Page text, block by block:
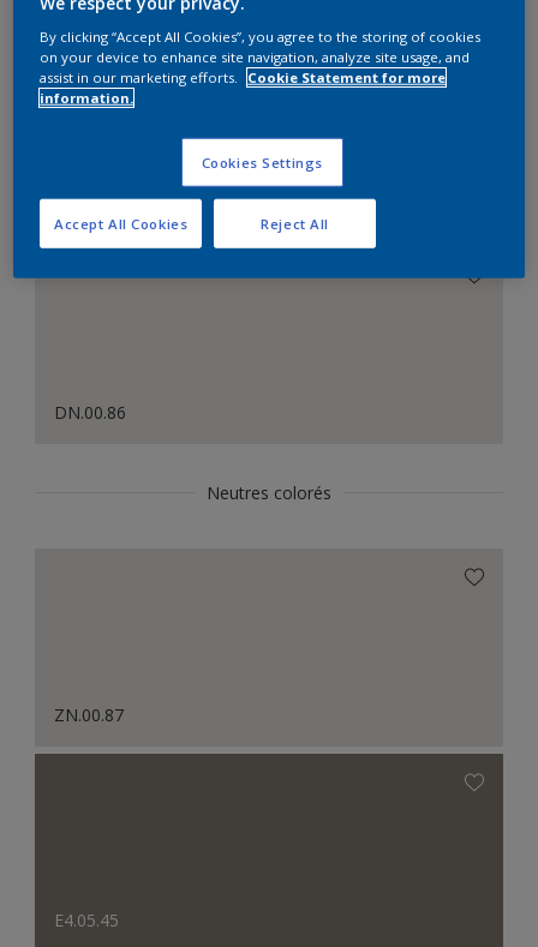
SUGGESTIONS
D'HARMONIES
Le Blanc Parfait
DN.00.86
Neutres colorés
ZN.00.87
E4.05.45
By clicking “Accept All Cookies”, you agree to the storing of cookies
on your device to enhance site navigation, analyze site usage, and
assist in our marketing efforts.
Cookie Statement for more
information.
Cookies Settings
Reject All
Accept All Cookies